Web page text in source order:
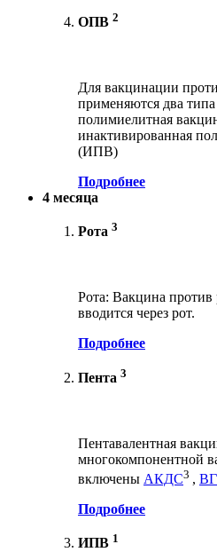
ОПВ 2
Для вакцинации
применяются два
полимиелитная
инактивированная
(ИПВ)
Подробнее
4 месяца
Рота 3
Рота: Вакцина
вводится через рот.
Подробнее
Пента 3
Пентавалентная
многокомпонентной
включены АКДС3 ,
Подробнее
ИПВ 1